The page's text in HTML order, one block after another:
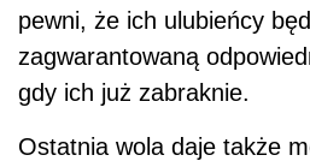
pewni, że ich ulubieńcy
zagwarantowaną
gdy ich już zabraknie.
Ostatnia wola daje także